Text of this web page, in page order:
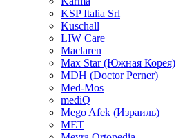
KSP Italia Srl
Kuschall
LIW Care
Maclaren
Max Star (Южная Корея)
MDH (Doctor Perner)
Med-Mos
mediQ
Mego Afek (Израиль)
MET